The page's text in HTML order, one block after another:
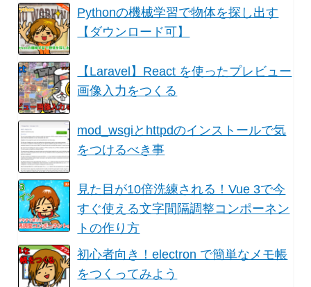
Pythonの機械学習で物体を探し出す
【ダウンロード可】
【Laravel】React を使ったプレビュー
画像入力をつくる
mod_wsgiとhttpdのインストールで気
をつけるべき事
見た目が10倍洗練される！Vue 3で今
すぐ使える文字間隔調整コンポーネン
トの作り方
初心者向き！electron で簡単なメモ帳
をつくってみよう